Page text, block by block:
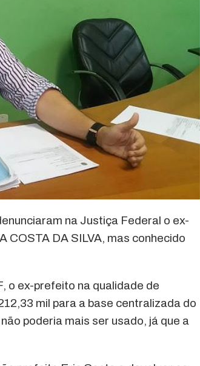
na Justiça Federal o ex-
COSTA DA SILVA, mas conhecido
o ex-prefeito na qualidade de
mil para a base centralizada do
poderia mais ser usado, já que a